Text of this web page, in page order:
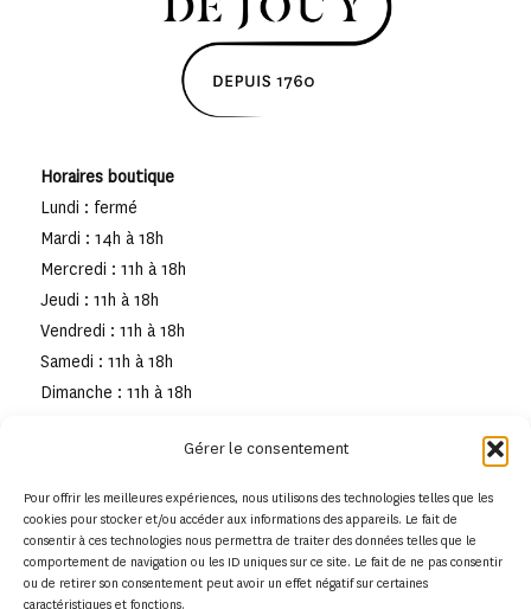
Gérer le consentement
Pour offrir les meilleures expériences, nous utilisons des technologies telles que les
cookies pour stocker et/ou accéder aux informations des appareils. Le fait de
consentir à ces technologies nous permettra de traiter des données telles que le
comportement de navigation ou les ID uniques sur ce site. Le fait de ne pas consentir
ou de retirer son consentement peut avoir un effet négatif sur certaines
caractéristiques et fonctions.
Horaires boutique
Lundi : fermé
Mardi : 14h à 18h
Mercredi : 11h à 18h
Jeudi : 11h à 18h
Vendredi : 11h à 18h
Samedi : 11h à 18h
Dimanche : 11h à 18h